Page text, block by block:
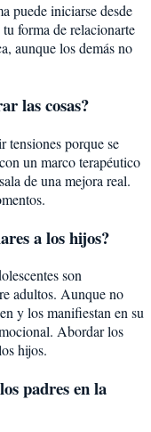
puede iniciarse desde
forma de relacionarte
aunque los demás no
las cosas?
porque se
un marco terapéutico
de una mejora real.
a los hijos?
son
adultos. Aunque no
y los manifiestan en su
Abordar los
hijos.
padres en la